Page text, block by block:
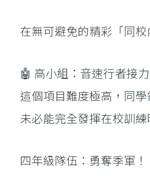
在無可避免的精彩「同
🤖 高小組：音速行者接
這個項目難度極高，同
未必能完全發揮在校訓
四年級隊伍：勇奪季軍